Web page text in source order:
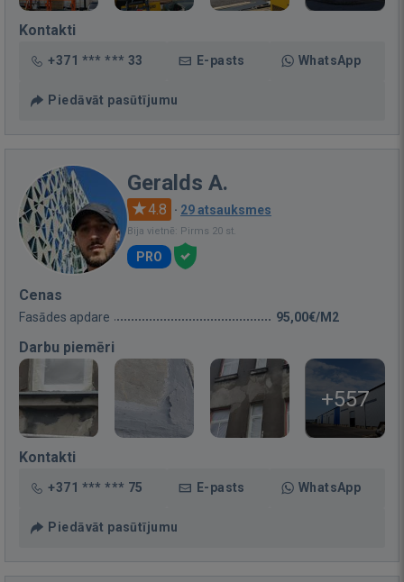
Kontakti
+371 *** *** 33 E-pasts WhatsApp
Piedāvāt pasūtījumu
Geralds A.
4.8 · 29 atsauksmes
Bija vietnē: Pirms 20 st.
PRO
Cenas
Fasādes apdare 95,00€/M2
Darbu piemēri
+557
Kontakti
+371 *** *** 75 E-pasts WhatsApp
Piedāvāt pasūtījumu